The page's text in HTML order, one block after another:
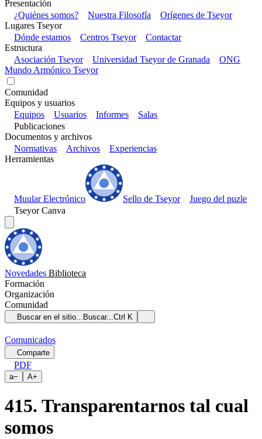
Presentación
¿Quiénes somos?
Nuestra Filosofía
Orígenes de Tseyor
Lugares Tseyor
Dónde estamos
Centros Tseyor
Contactar
Estructura
Asociación Tseyor
Universidad Tseyor de Granada
ONG
Mundo Armónico Tseyor
Comunidad
Equipos y usuarios
Equipos
Usuarios Informes
Salas
Publicaciones
Documentos y archivos
Normativas
Archivos
Experiencias
Herramientas
Muular Electrónico Sello de Tseyor
Juego del puzle
Tseyor Canva
Novedades Biblioteca
Formación
Organización
Comunidad
Buscar en el sitio... Buscar...Ctrl K
Comunicados
Comparte
PDF
a− A+
415. Transparentarnos tal cual
somos